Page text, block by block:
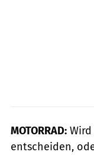
MOTORRAD:
entscheiden,